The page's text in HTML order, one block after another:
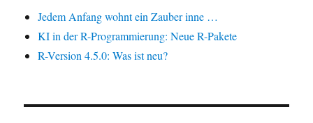
Jedem Anfang wohnt ein Zauber inne …
KI in der R-Programmierung: Neue R-Pakete
R-Version 4.5.0: Was ist neu?